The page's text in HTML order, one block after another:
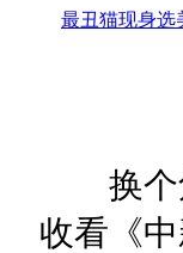
最丑猫现身选
换个角
收看《